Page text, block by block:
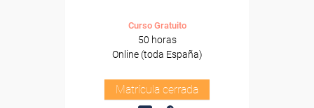
Curso Gratuito
50 horas
Online (toda España)
Matrícula cerrada